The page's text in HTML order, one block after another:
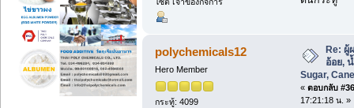
polychemicals12
Hero Member
กระทู้: 4099
Re:
อ้อย,
Sugar,
« ตอบกลับ
17:21:18 น. »